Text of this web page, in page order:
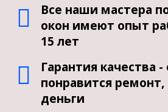
Все наши мастера
окон имеют опыт
15 лет
Гарантия качества
понравится
деньги